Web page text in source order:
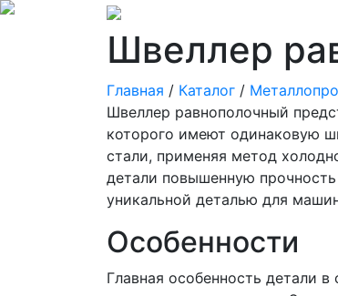
Швеллер
Главная / Каталог /
Швеллер равнополочный
которого имеют одинаковую
стали, применяя метод
детали повышенную
уникальной деталью для
Особенности
Главная особенность детали